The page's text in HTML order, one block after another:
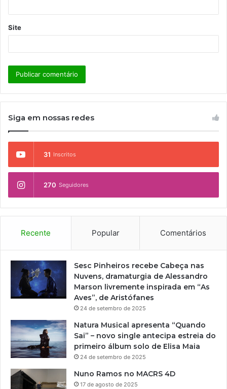
Site
Siga em nossas redes
31 Inscritos
270 Seguidores
Recente Popular Comentários
Sesc Pinheiros recebe Cabeça nas
Nuvens, dramaturgia de Alessandro
Marson livremente inspirada em “As
Aves”, de Aristófanes
24 de setembro de 2025
Natura Musical apresenta “Quando
Sai” – novo single antecipa estreia do
primeiro álbum solo de Elisa Maia
24 de setembro de 2025
Nuno Ramos no MACRS 4D
17 de agosto de 2025